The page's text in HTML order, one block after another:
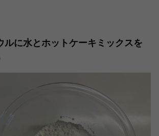
に水とホットケーキミックスを